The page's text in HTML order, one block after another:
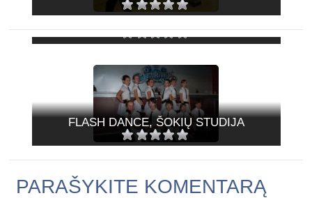
FLASH DANCE, ŠOKIŲ STUDIJA
PARAŠYKITE KOMENTARĄ